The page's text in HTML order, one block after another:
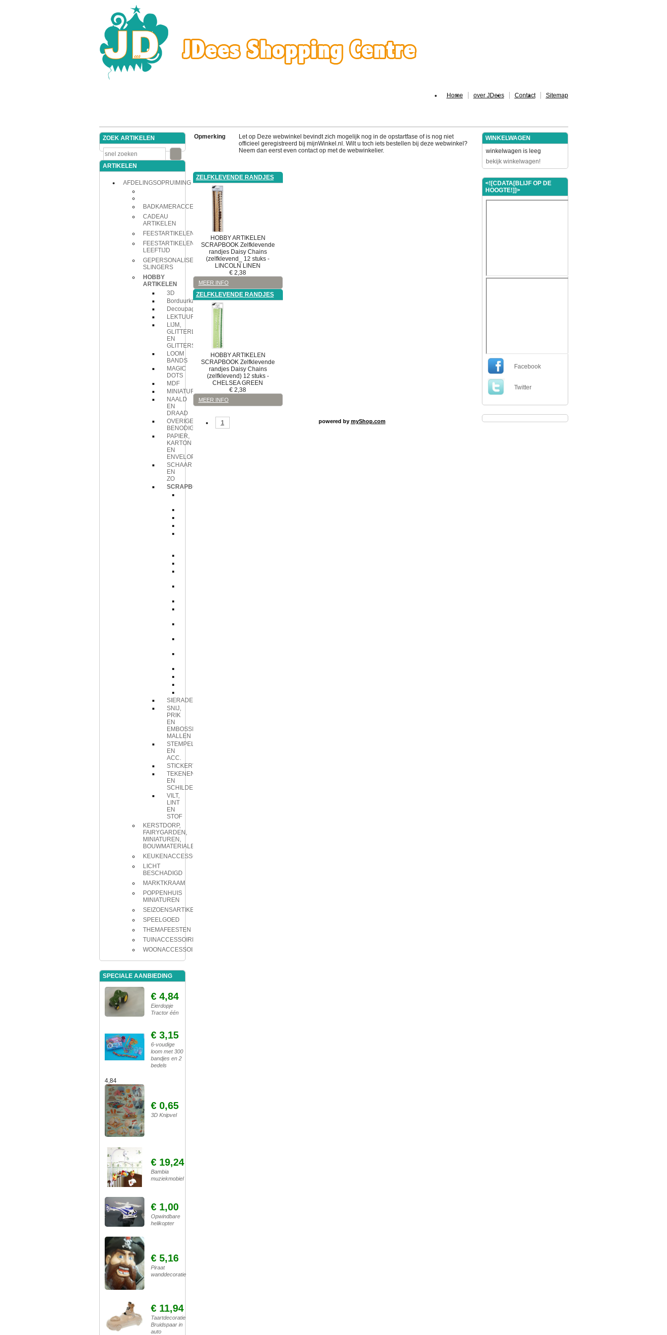
Home over JDees Contact Sitemap
ZOEK ARTIKELEN
ARTIKELEN
AFDELINGSOPRUIMING
BADKAMERACCESSOIRES
CADEAU
ARTIKELEN
FEESTARTIKELEN
FEESTARTIKELEN
LEEFTIJD
GEPERSONALISEERDE
SLINGERS
HOBBY
ARTIKELEN
3D
Borduurkaarten
Decoupage
LEKTUUR
LIJM,
GLITTERLIJM
EN
GLITTERS
LOOM
BANDS
MAGIC
DOTS
MDF
MINIATUREN
NAALD
EN
DRAAD
OVERIGE
BENODIGDHEDEN
PAPIER,
KARTON
EN
ENVELOPPEN
SCHAAR
EN
ZO
SCRAPBOOK
SIERADEN
SNIJ,
PRIK
EN
EMBOSSING
MALLEN
STEMPELS
EN
ACC.
STICKERVELLEN
TEKENEN
EN
SCHILDEREN
VILT,
LINT
EN
STOF
KERSTDORP,
FAIRYGARDEN,
MINIATUREN,
BOUWMATERIALEN
KEUKENACCESSOIRES
LICHT
BESCHADIGD
MARKTKRAAM
POPPENHUIS
MINIATUREN
SEIZOENSARTIKELEN
SPEELGOED
THEMAFEESTEN
TUINACCESSOIRES
WOONACCESSOIRES
SPECIALE AANBIEDING
€ 4,84
Eierdopje
Tractor één
€ 3,15
6-voudige
loom met 300
bandjes en 2
bedels
4,84
€ 0,65
3D Knipvel
€ 19,24
Bambia
muziekmobiel
€ 1,00
Opwindbare
helikopter
€ 5,16
Piraat
wanddecoratie
€ 11,94
Taartdecoratie
Bruidspaar in
auto
Opmerking
Let op Deze webwinkel bevindt zich mogelijk nog in de opstartfase of is nog niet
officieel geregistreerd bij mijnWinkel.nl. Wilt u toch iets bestellen bij deze webwinkel?
Neem dan eerst even contact op met de webwinkelier.
ZELFKLEVENDE RANDJES
HOBBY ARTIKELEN
SCRAPBOOK Zelfklevende
randjes Daisy Chains
(zelfklevend_ 12 stuks -
LINCOLN LINEN
€2,38
MEER INFO
ZELFKLEVENDE RANDJES
HOBBY ARTIKELEN
SCRAPBOOK Zelfklevende
randjes Daisy Chains
(zelfklevend) 12 stuks -
CHELSEA GREEN
€2,38
MEER INFO
1 powered by myShop.com
WINKELWAGEN
winkelwagen is leeg
bekijk winkelwagen!
<![CDATA[BLIJF OP DE
HOOGTE!]]>
Facebook
Twitter